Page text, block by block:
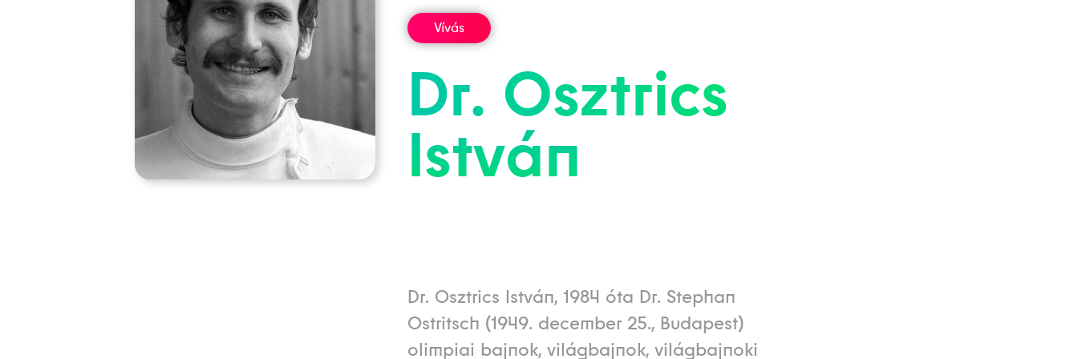
Vívás
Dr. Osztrics
István
Dr. Osztrics István, 1984 óta Dr. Stephan
Ostritsch (1949. december 25., Budapest)
olimpiai bajnok, világbajnok, világbajnoki